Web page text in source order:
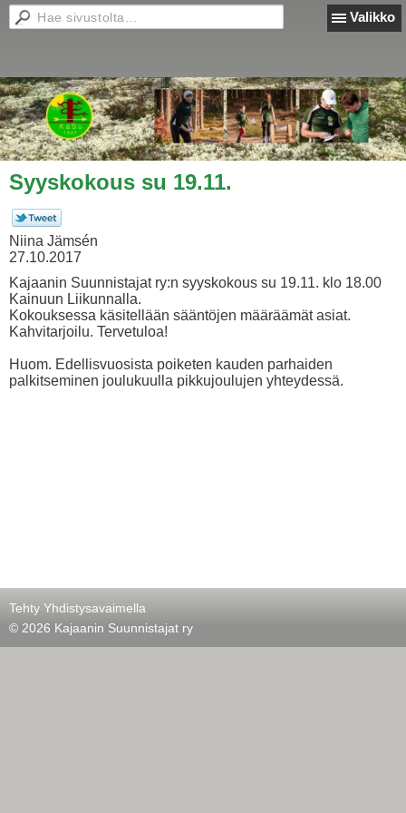
Valikko
Syyskokous su 19.11.
Niina Jämsén
27.10.2017
Kajaanin Suunnistajat ry:n syyskokous su 19.11. klo 18.00
Kainuun Liikunnalla.
Kokouksessa käsitellään sääntöjen määräämät asiat.
Kahvitarjoilu. Tervetuloa!
Huom. Edellisvuosista poiketen kauden parhaiden
palkitseminen joulukuulla pikkujoulujen yhteydessä.
Tehty Yhdistysavaimella
© 2026 Kajaanin Suunnistajat ry